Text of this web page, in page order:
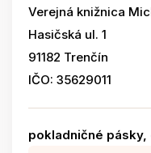
Verejná knižnica
Hasičská ul. 1
91182 Trenčín
IČO: 35629011
pokladničné